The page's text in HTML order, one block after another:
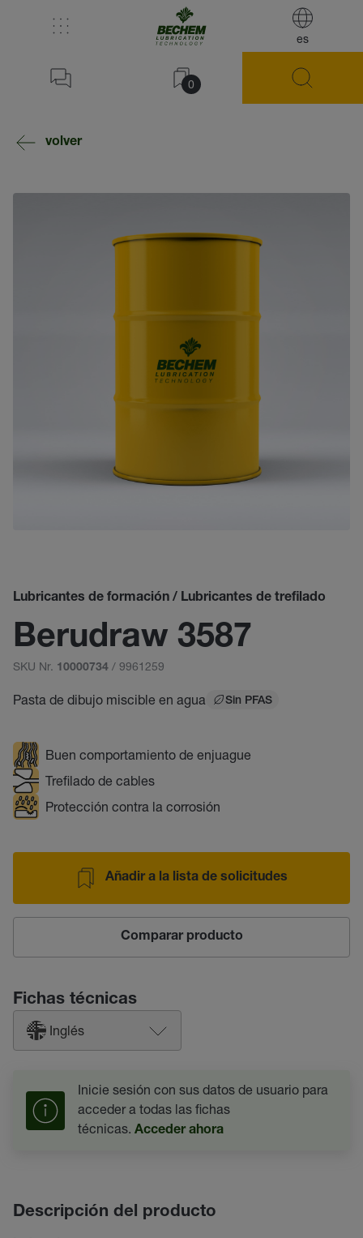
es
0
volver
Lubricantes de formación / Lubricantes de trefilado
Berudraw 3587
SKU Nr. 10000734 / 9961259
Pasta de dibujo miscible en agua Sin PFAS
Buen comportamiento de enjuague
Trefilado de cables
Protección contra la corrosión
Añadir a la lista de solicitudes
Comparar producto
Fichas técnicas
Inglés
Inicie sesión con sus datos de usuario para
acceder a todas las fichas
técnicas. Acceder ahora
Descripción del producto